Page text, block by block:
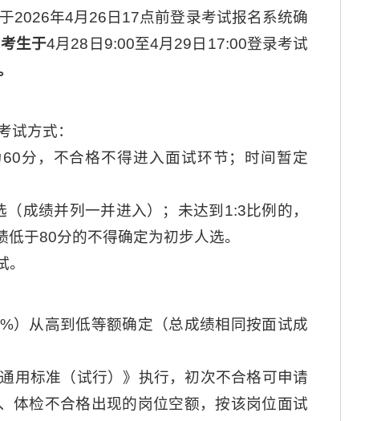
2026年4月26日17点前登录考试报名系统确
生于4月28日9:00至4月29日17:00登录考试
试方式：
分，不合格不得进入面试环节；时间暂定
成绩并列一并进入）；未达到1:3比例的，
于80分的不得确定为初步人选。
）从高到低等额确定（总成绩相同按面试成
用标准（试行）》执行，初次不合格可申请
体检不合格出现的岗位空额，按该岗位面试